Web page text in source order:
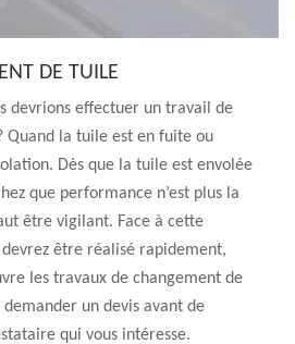
DE TUILE
devrions effectuer un travail de
Quand la tuile est en fuite ou
Dès que la tuile est envolée
que performance n’est plus la
être vigilant. Face à cette
être réalisé rapidement,
les travaux de changement de
demander un devis avant de
qui vous intéresse.